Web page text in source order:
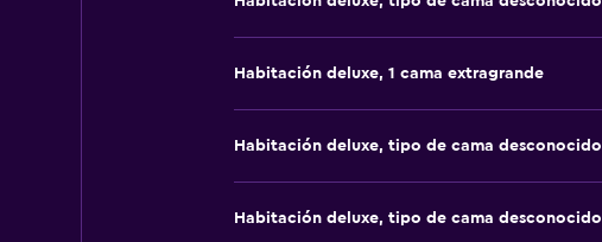
Habitación deluxe, 1 cama extragrande
Habitación deluxe, tipo de cama desconocido
Habitación deluxe, tipo de cama desconocido